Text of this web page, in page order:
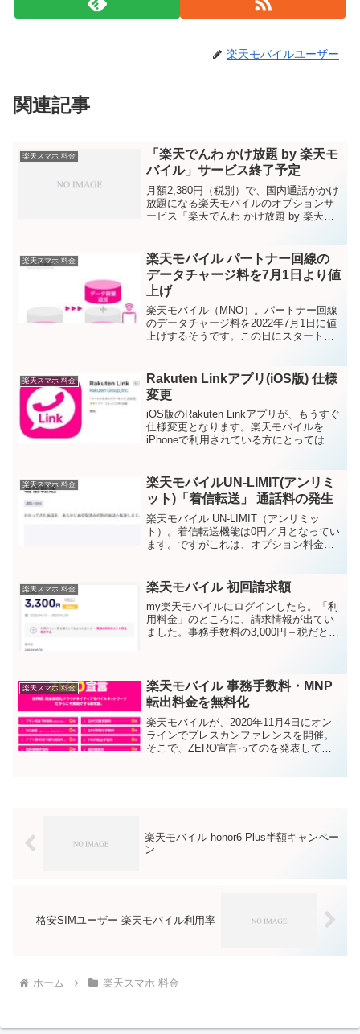
楽天モバイルユーザー
関連記事
楽天スマホ 料金
「楽天でんわ かけ放題 by 楽天モ
バイル」サービス終了予定
月額2,380円（税別）で、国内通話がかけ
放題になる楽天モバイルのオプションサ
ービス「楽天でんわ かけ放題 by 楽天モ
別）の「楽天でんわ5分かけ放題 b...
楽天スマホ 料金
楽天モバイル パートナー回線の
データチャージ料を7月1日より値
上げ
楽天モバイル（MNO）。パートナー回線
のデータチャージ料を2022年7月1日に値
上げするそうです。この日にスタートす
ータ容量 現行 2022/7/1...
楽天スマホ 料金
Rakuten Linkアプリ(iOS版) 仕様
変更
iOS版のRakuten Linkアプリが、もうすぐ
仕様変更となります。楽天モバイルを
iPhoneで利用されている方にとっては、
れたようです。「正式な日程が決まり...
楽天スマホ 料金
楽天モバイルUN-LIMIT(アンリミ
ット)「着信転送」 通話料の発生
楽天モバイル UN-LIMIT（アンリミッ
ト）。着信転送機能は0円／月となってい
ます。ですがこれは、オプション料金が
のはかからない）転送中には通話料金が
発生するそう...
楽天スマホ 料金 楽天モバイル 初回請求額
my楽天モバイルにログインしたら。「利
用料金」のところに、請求情報が出てい
ました。事務手数料の3,000円＋税だと思
し、6月1...
楽天スマホ 料金
楽天モバイル 事務手数料・MNP
転出料金を無料化
楽天モバイルが、2020年11月4日にオン
ラインでプレスカンファレンスを開催。
そこで、ZERO宣言ってのを発表してい
楽天モバイル honor6 Plus半額キャンペー
ン
格安SIMユーザー 楽天モバイル利用率
ホーム 楽天スマホ 料金